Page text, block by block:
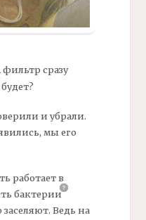
фильтр сразу
и убрали.
мы его
работает в
бактерии
Ведь на